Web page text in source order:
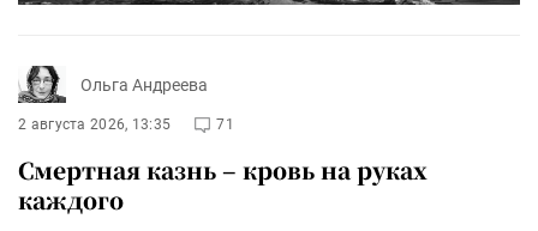
Ольга Андреева
2 августа 2026, 13:35 71
Смертная казнь – кровь на руках
каждого